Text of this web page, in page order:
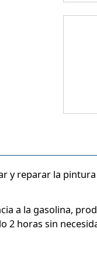
y reparar la
a la gasolina,
2 horas sin